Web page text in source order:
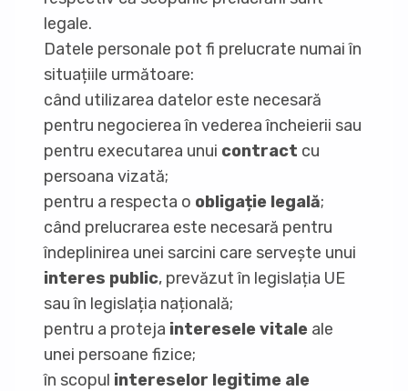
legale.
Datele personale pot fi prelucrate numai în
situațiile următoare:
când utilizarea datelor este necesară
pentru negocierea în vederea încheierii sau
pentru executarea unui contract cu
persoana vizată;
pentru a respecta o obligație legală;
când prelucrarea este necesară pentru
îndeplinirea unei sarcini care servește unui
interes public, prevăzut în legislația UE
sau în legislația națională;
pentru a proteja interesele vitale ale
unei persoane fizice;
în scopul intereselor legitime ale